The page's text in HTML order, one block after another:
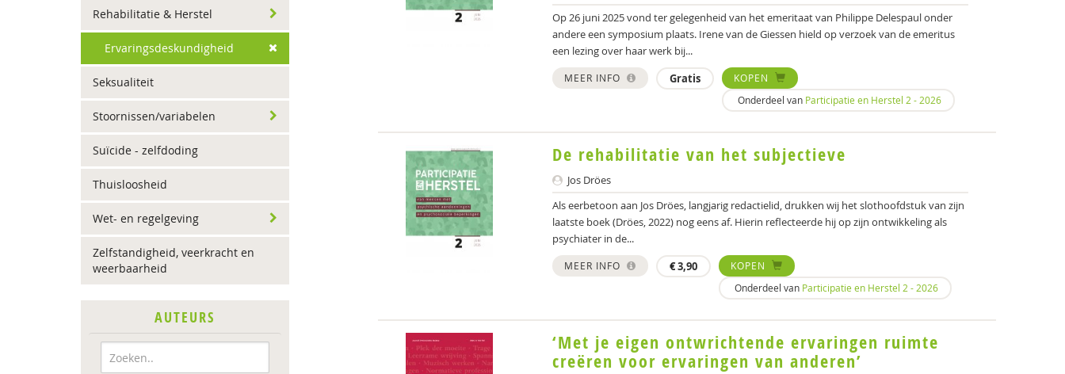
Rehabilitatie & Herstel
Ervaringsdeskundigheid
Seksualiteit
Stoornissen/variabelen
Suïcide - zelfdoding
Thuisloosheid
Wet- en regelgeving
Zelfstandigheid, veerkracht en
weerbaarheid
AUTEURS
Op 26 juni 2025 vond ter gelegenheid van het emeritaat van Philippe Delespaul onder
andere een symposium plaats. Irene van de Giessen hield op verzoek van de emeritus
een lezing over haar werk bij...
MEER INFO Gratis
KOPEN
Onderdeel van Participatie en Herstel 2 - 2026
De rehabilitatie van het subjectieve
Jos Dröes
Als eerbetoon aan Jos Dröes, langjarig redactielid, drukken wij het slothoofdstuk van zijn
laatste boek (Dröes, 2022) nog eens af. Hierin reflecteerde hij op zijn ontwikkeling als
psychiater in de...
MEER INFO €3,90
KOPEN
Onderdeel van Participatie en Herstel 2 - 2026
‘Met je eigen ontwrichtende ervaringen ruimte
creëren voor ervaringen van anderen’